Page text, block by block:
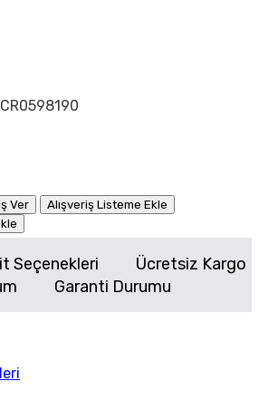
Ver
Alışveriş Listeme Ekle
Seçenekleri
Ücretsiz Kargo
Garanti Durumu